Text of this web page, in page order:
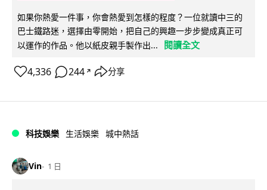
如果你熱愛一件事，你會熱愛到怎樣的程度？一位就讀中三的
巴士鐵路迷，選擇由零開始，把自己的興趣一步步變成真正可
以運作的作品。他以紙皮親手製作出...
閱讀全文
4,336 244 ↗ 分享
科技娛樂 生活娛樂 城中熱話
Vin 1 日